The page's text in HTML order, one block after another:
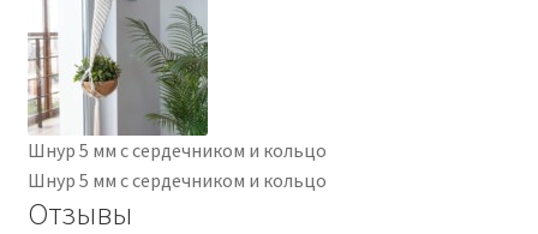
Шнур 5 мм с сердечником и кольцо
Шнур 5 мм с сердечником и кольцо
Отзывы